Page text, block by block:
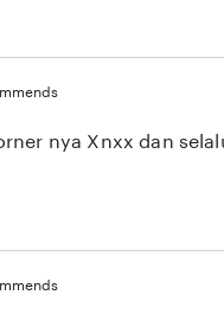
nya Xnxx dan